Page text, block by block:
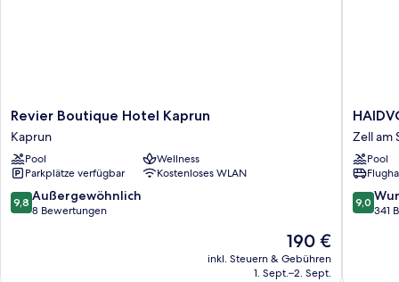
Revier
Boutique
Hotel
Kaprun
Kaprun
Revier Boutique Hotel Kaprun
Kaprun
Pool
Wellness
Parkplätze verfügbar
Kostenloses WLAN
9.8
von
9,8 Außergewöhnlich
8 Bewertungen
Der
Preis
beträgt
190 €
inkl. Steuern & Gebühren
1. Sept.–2. Sept.
MAVIDA
Zell
am
See
Zell
am
Zell am
Pool
9.0
von
9,0
341